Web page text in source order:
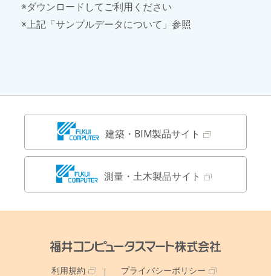
※ダウンロードしてご利用ください
※上記「サンプルデータについて」参照
建築・BIM製品サイト
測量・土木製品サイト
利用規約 プライバシーポリシー